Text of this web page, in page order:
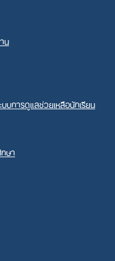
น
บการดูแลช่วยเหลือนักเรียน
ษา